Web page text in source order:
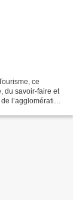
ce
du savoir-faire et
l’agglomération